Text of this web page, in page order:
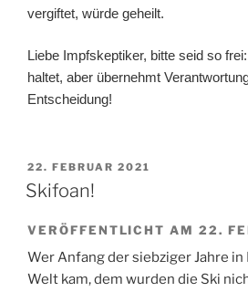
vergiftet, würde geheilt.
Liebe Impfskeptiker, bitte seid so
haltet, aber übernehmt
Entscheidung!
VERÖFFENTLICHT
AM
22. FEBRUAR 2021
Skifoan!
VERÖFFENTLICHT AM 22.
Wer Anfang der siebziger Jahre
Welt kam, dem wurden die Ski